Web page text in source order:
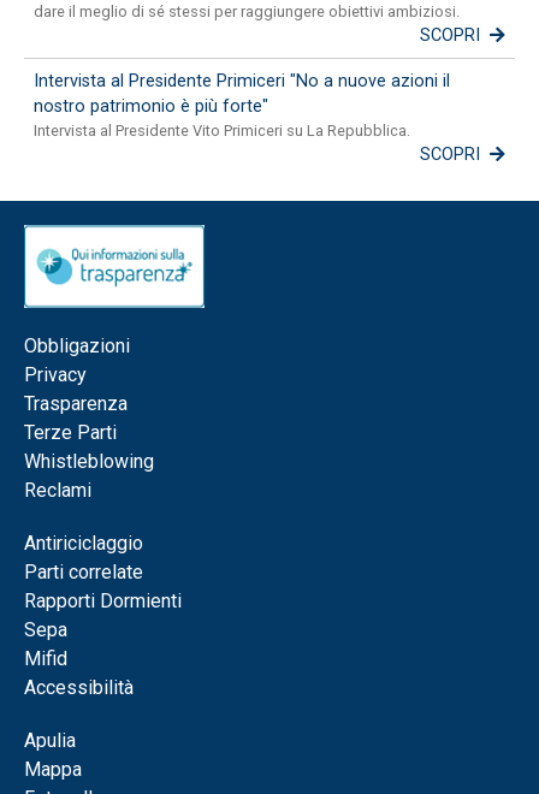
dare il meglio di sé stessi per raggiungere obiettivi ambiziosi.
SCOPRI
Intervista al Presidente Primiceri "No a nuove azioni il
nostro patrimonio è più forte"
Intervista al Presidente Vito Primiceri su La Repubblica.
SCOPRI
Obbligazioni
Privacy
Trasparenza
Terze Parti
Whistleblowing
Reclami
Antiriciclaggio
Parti correlate
Rapporti Dormienti
Sepa
Mifid
Accessibilità
Apulia
Mappa